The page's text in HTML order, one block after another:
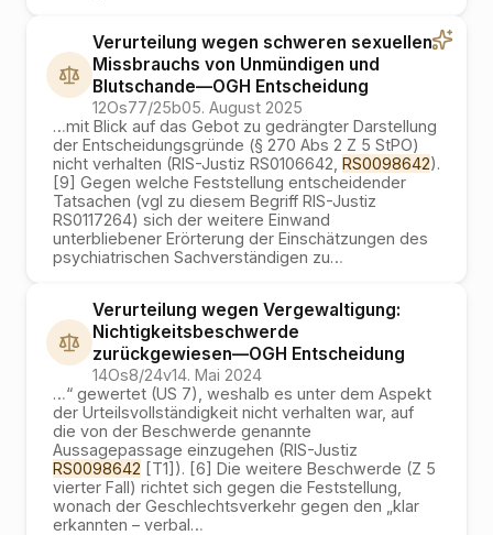
Verurteilung wegen schweren sexuellen
Missbrauchs von Unmündigen und
Blutschande—OGH Entscheidung
12Os77/25b05. August 2025
…mit Blick auf das Gebot zu gedrängter Darstellung
der Entscheidungsgründe (§ 270 Abs 2 Z 5 StPO)
nicht verhalten (RIS-Justiz RS0106642, RS0098642).
[9] Gegen welche Feststellung entscheidender
Tatsachen (vgl zu diesem Begriff RIS-Justiz
RS0117264) sich der weitere Einwand
unterbliebener Erörterung der Einschätzungen des
psychiatrischen Sachverständigen zu…
Verurteilung wegen Vergewaltigung:
Nichtigkeitsbeschwerde
zurückgewiesen—OGH Entscheidung
14Os8/24v14. Mai 2024
…“ gewertet (US 7), weshalb es unter dem Aspekt
der Urteilsvollständigkeit nicht verhalten war, auf
die von der Beschwerde genannte
Aussagepassage einzugehen (RIS-Justiz
RS0098642 [T1]). [6] Die weitere Beschwerde (Z 5
vierter Fall) richtet sich gegen die Feststellung,
wonach der Geschlechtsverkehr gegen den „klar
erkannten – verbal…